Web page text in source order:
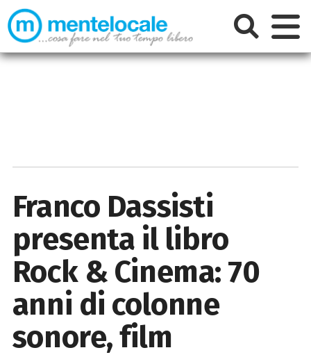
Franco Dassisti
presenta il libro
Rock & Cinema: 70
anni di colonne
sonore, film